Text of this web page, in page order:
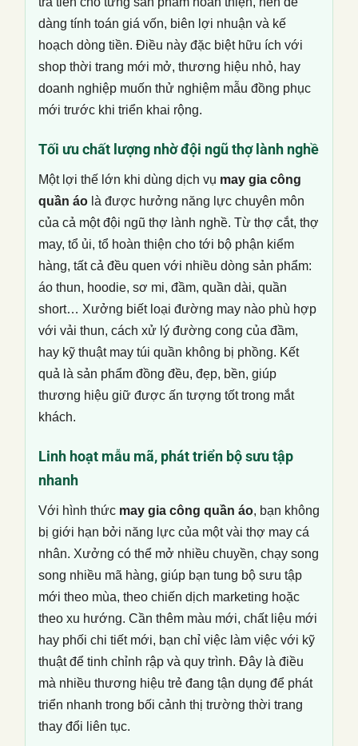
dàng tính toán giá vốn, biên lợi nhuận và kế
hoạch dòng tiền. Điều này đặc biệt hữu ích với
shop thời trang mới mở, thương hiệu nhỏ, hay
doanh nghiệp muốn thử nghiệm mẫu đồng phục
mới trước khi triển khai rộng.
Tối ưu chất lượng nhờ đội ngũ thợ lành nghề
Một lợi thế lớn khi dùng dịch vụ may gia công
quần áo là được hưởng năng lực chuyên môn
của cả một đội ngũ thợ lành nghề. Từ thợ cắt, thợ
may, tổ ủi, tổ hoàn thiện cho tới bộ phận kiểm
hàng, tất cả đều quen với nhiều dòng sản phẩm:
áo thun, hoodie, sơ mi, đầm, quần dài, quần
short… Xưởng biết loại đường may nào phù hợp
với vải thun, cách xử lý đường cong của đầm,
hay kỹ thuật may túi quần không bị phồng. Kết
quả là sản phẩm đồng đều, đẹp, bền, giúp
thương hiệu giữ được ấn tượng tốt trong mắt
khách.
Linh hoạt mẫu mã, phát triển bộ sưu tập
nhanh
Với hình thức may gia công quần áo, bạn không
bị giới hạn bởi năng lực của một vài thợ may cá
nhân. Xưởng có thể mở nhiều chuyền, chạy song
song nhiều mã hàng, giúp bạn tung bộ sưu tập
mới theo mùa, theo chiến dịch marketing hoặc
theo xu hướng. Cần thêm màu mới, chất liệu mới
hay phối chi tiết mới, bạn chỉ việc làm việc với kỹ
thuật để tinh chỉnh rập và quy trình. Đây là điều
mà nhiều thương hiệu trẻ đang tận dụng để phát
triển nhanh trong bối cảnh thị trường thời trang
thay đổi liên tục.